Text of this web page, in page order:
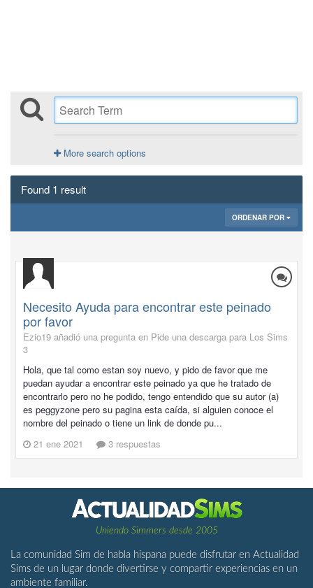
More search options
Found 1 result
ORDENAR POR
Necesito Ayuda para encontrar este peinado
por favor
Ezio19 añadió una pregunta en Pide una descarga para Los Sims
3
Hola, que tal como estan soy nuevo, y pido de favor que me
puedan ayudar a encontrar este peinado ya que he tratado de
encontrarlo pero no he podido, tengo entendido que su autor (a)
es peggyzone pero su pagina esta caída, si alguien conoce el
nombre del peinado o tiene un link de donde pu...
21 ene 2021
3 respuestas
Uniendo Simmers desde 2005
La comunidad Sim de habla hispana puede disfrutar en Actualidad
Sims de un lugar donde divertirse y compartir experiencias en un
ambiente familiar.